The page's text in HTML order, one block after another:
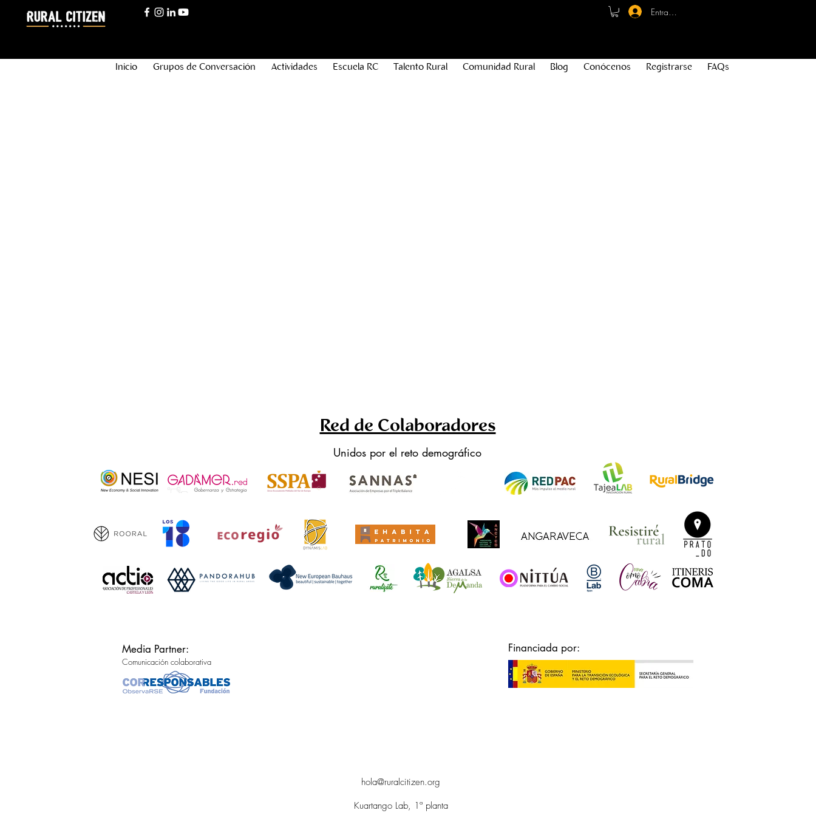
Entrar - Registro
Inicio Grupos de Conversación Actividades Escuela RC Talento Rural Comunidad Rural Blog Conócenos Registrarse FAQs
Red de Colaboradores
Unidos por el reto demográfico
Media Partner:
Comunicación colaborativa
Financiada por:
hola@ruralcitizen.org
Kuartango Lab, 1ª planta